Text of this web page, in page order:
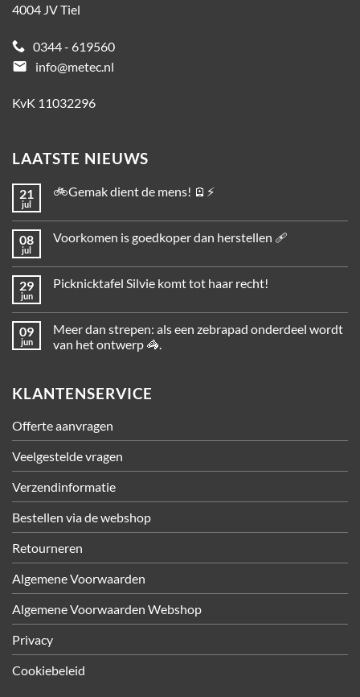
4004 JV Tiel
0344 - 619560
email
info@metec.nl
KvK 11032296
LAATSTE NIEUWS
21
jul
🚲Gemak dient de mens! 🪫⚡
08
jul
Voorkomen is goedkoper dan herstellen 🩹
29
jun
Picknicktafel Silvie komt tot haar recht!
09
jun
Meer dan strepen: als een zebrapad onderdeel wordt
van het ontwerp 🦓.
KLANTENSERVICE
Offerte aanvragen
Veelgestelde vragen
Verzendinformatie
Bestellen via de webshop
Retourneren
Algemene Voorwaarden
Algemene Voorwaarden Webshop
Privacy
Cookiebeleid